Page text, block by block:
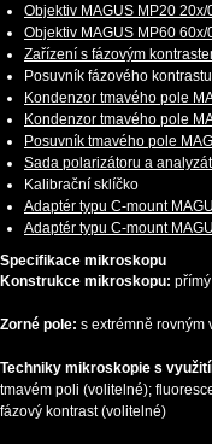
Objektiv MAGUS MP20
Objektiv MAGUS MP60
Zařízení s fázovým
Posuvník fázového kontrastu
Kondenzor tmavého pole
Kondenzor tmavého pole
Posuvník tmavého pole
Sada polarizátoru a
Kalibrační sklíčko
Adaptér typu C-mount
Adaptér typu C-mount
Specifikace mikroskopu
Konstrukce mikroskopu:
Zorné pole: s extrémně rovným
Techniky mikroskopie s
tmavém poli (volitelné);
fázový kontrast (volitelné)